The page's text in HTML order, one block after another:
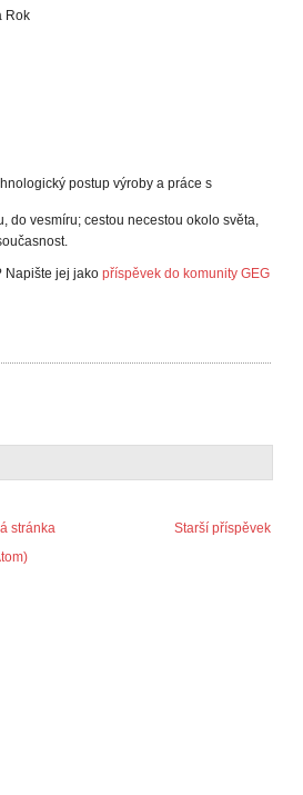
Rok
postup výroby a práce s
do vesmíru; cestou necestou okolo světa,
Napište jej jako příspěvek do komunity GEG
Starší příspěvek
stránka